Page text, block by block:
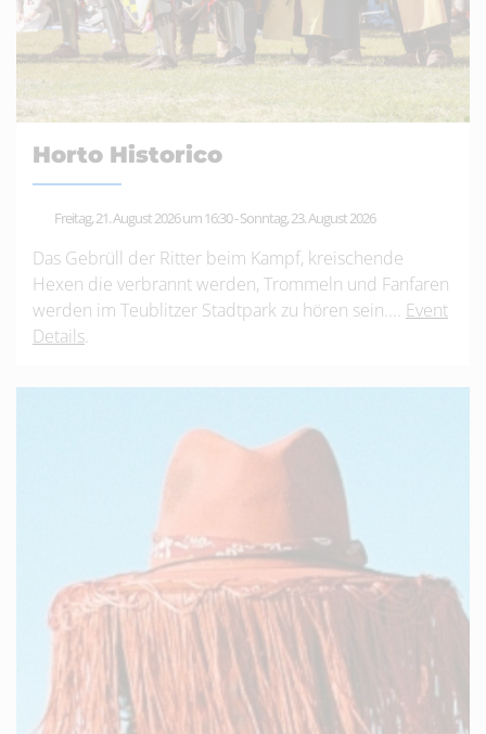
Horto Historico
Freitag, 21. August 2026 um 16:30-Sonntag, 23. August 2026
Das Gebrüll der Ritter beim Kampf, kreischende
Hexen die verbrannt werden, Trommeln und Fanfaren
werden im Teublitzer Stadtpark zu hören sein.... Event
Details.